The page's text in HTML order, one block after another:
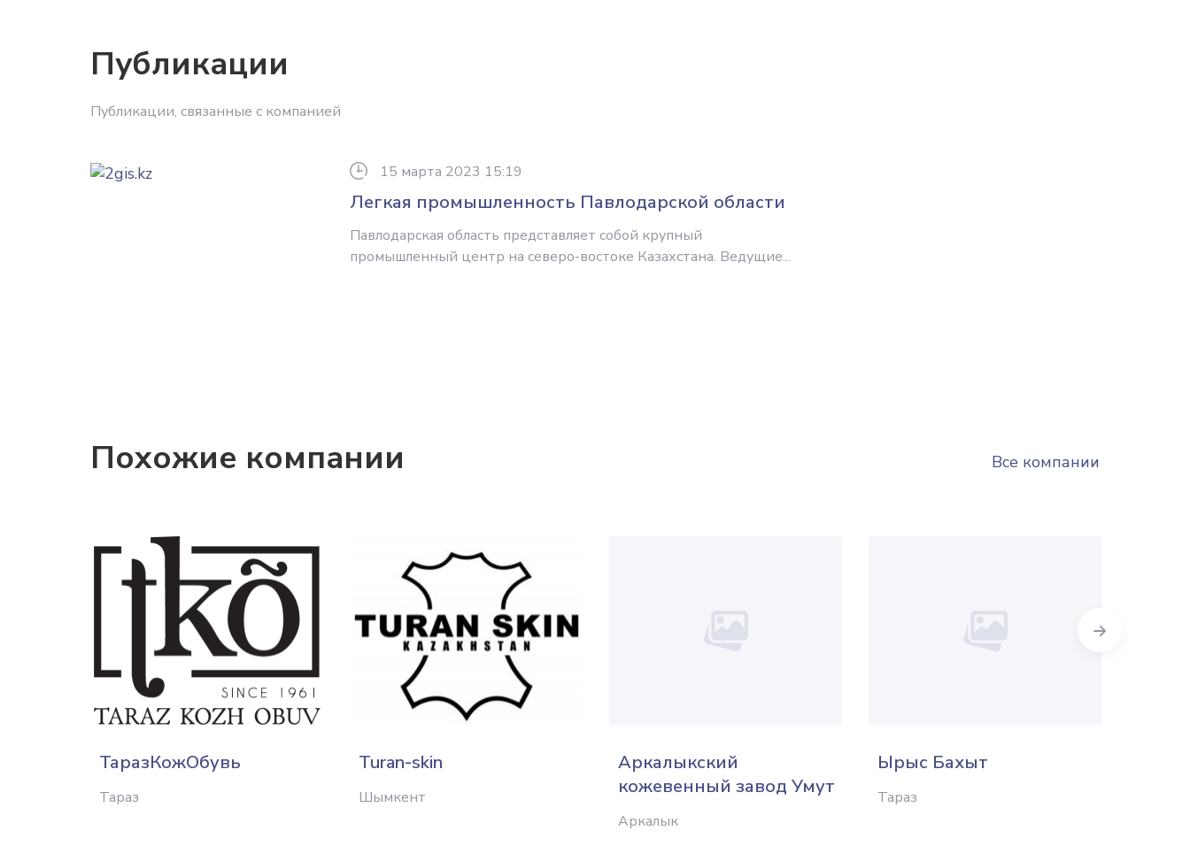
Публикации
Публикации, связанные с компанией
15 марта 2023 15:19
Легкая промышленность Павлодарской области
Павлодарская область представляет собой крупный
промышленный центр на северо-востоке Казахстана. Ведущие...
Похожие компании Все компании
ТаразКожОбувь
Тараз
Turan-skin
Шымкент
Аркалыкский
кожевенный завод Умут
Аркалык
Ырыс Бахыт
Тараз